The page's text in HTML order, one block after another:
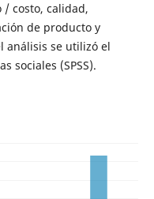
costo, calidad,
de producto y
análisis se utilizó el
sociales (SPSS).